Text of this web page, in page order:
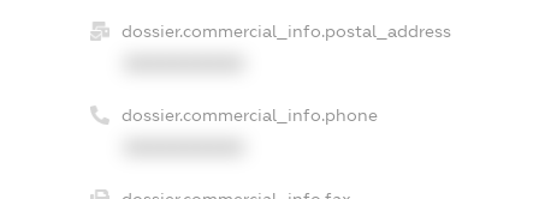
dossier.commercial_info.postal_address
dossier.commercial_info.phone